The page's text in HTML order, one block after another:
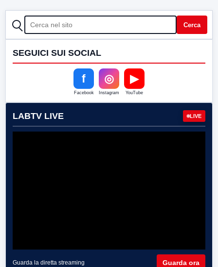
CERCA Cerca
SEGUICI SUI SOCIAL
f
Facebook
◎
Instagram
▶
YouTube
LABTV LIVE LIVE
Guarda la diretta streaming Guarda ora